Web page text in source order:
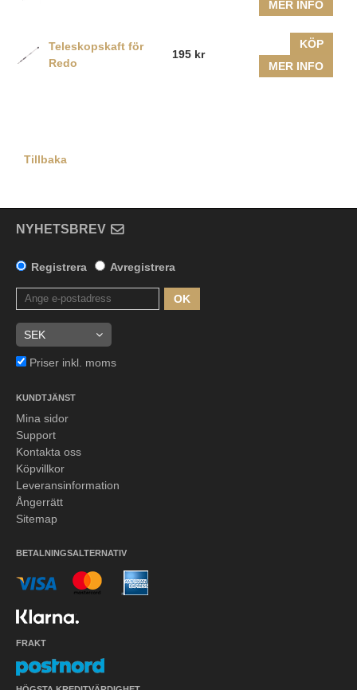
MER INFO
Teleskopskaft för
Redo
195 kr
KÖP
MER INFO
Tillbaka
NYHETSBREV
Registrera Avregistrera
OK
Priser inkl. moms
KUNDTJÄNST
Mina sidor
Support
Kontakta oss
Köpvillkor
Leveransinformation
Ångerrätt
Sitemap
BETALNINGSALTERNATIV
FRAKT